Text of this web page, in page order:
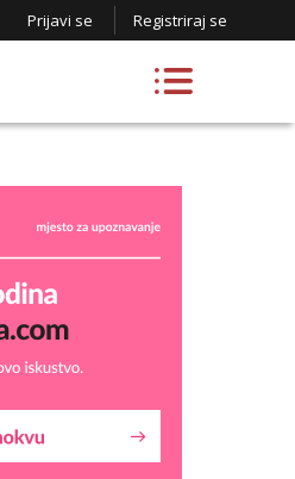
Prijavi se Registriraj se